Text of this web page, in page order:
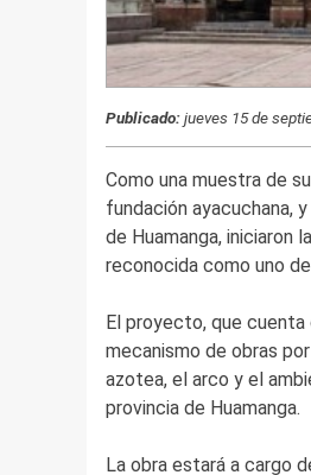
Publicado:jueves 15 de
Como una muestra de
fundación ayacuchana,
de Huamanga, iniciaron
reconocida como uno
El proyecto, que
mecanismo de obras
azotea, el arco y el
provincia de Huamanga.
La obra estará a cargo